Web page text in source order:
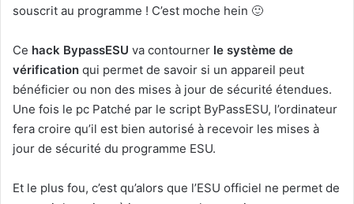
souscrit au programme ! C’est moche hein 🙂
Ce hack BypassESU va contourner le système de
vérification qui permet de savoir si un appareil peut
bénéficier ou non des mises à jour de sécurité étendues.
Une fois le pc Patché par le script ByPassESU, l’ordinateur
fera croire qu’il est bien autorisé à recevoir les mises à
jour de sécurité du programme ESU.
Et le plus fou, c’est qu’alors que l’ESU officiel ne permet de